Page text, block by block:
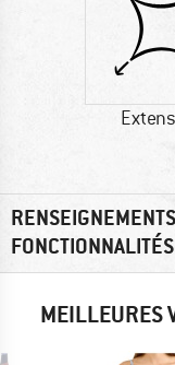
FONCTIONNALITÉS
MEILLEURES